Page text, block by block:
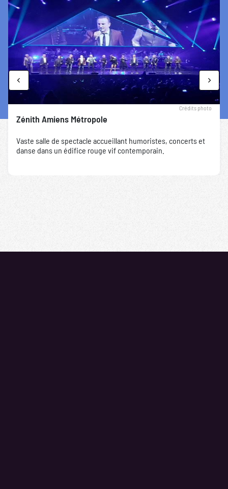
Crédits photo
Zénith Amiens Métropole
Vaste salle de spectacle accueillant humoristes, concerts et
danse dans un édifice rouge vif contemporain.
Previous Next